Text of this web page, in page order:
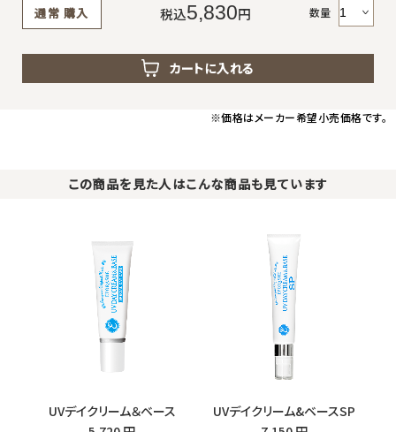
通常 購入 税込5,830円 数量
カートに入れる
※価格はメーカー希望小売価格です。
この商品を見た人はこんな商品も見ています
UVデイクリーム＆ベース
UVデイクリーム&ベースSP